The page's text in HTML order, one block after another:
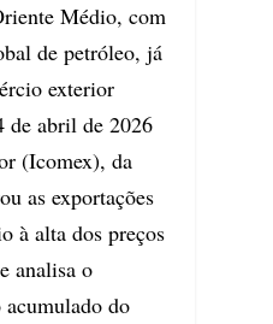
Médio, com
de petróleo, já
exterior
de abril de 2026
(Icomex), da
as exportações
à alta dos preços
analisa o
acumulado do